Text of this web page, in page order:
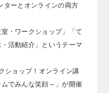
ターとオンラインの両方
・ワークショップ」「て
活動紹介」というテーマ
ショップ！オンライン講
でみんな笑顔～」が開催